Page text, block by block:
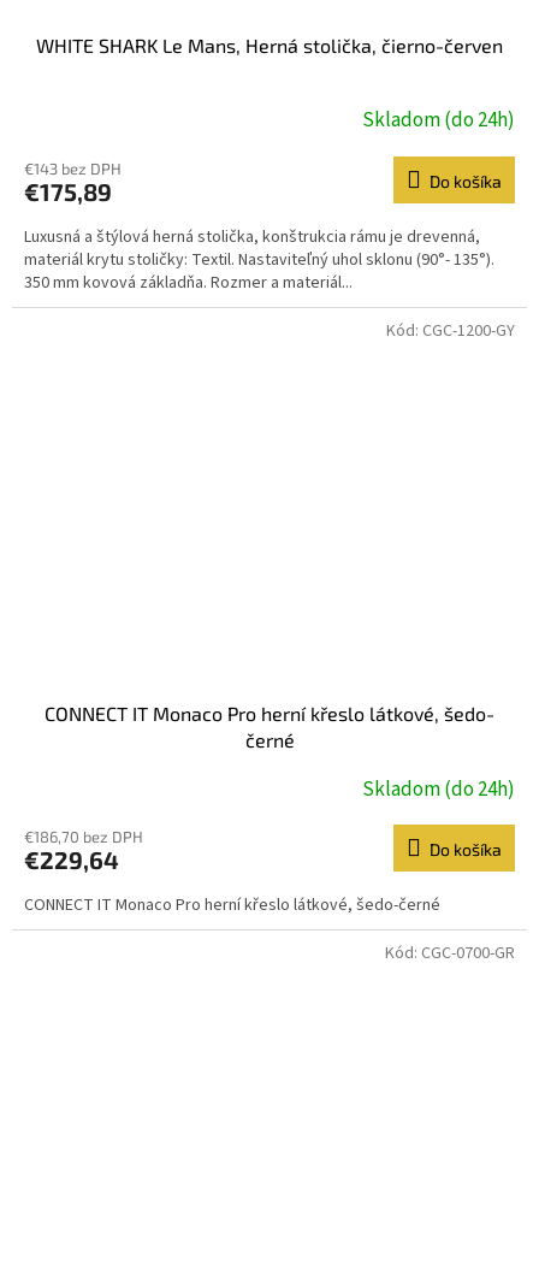
WHITE SHARK Le Mans, Herná stolička, čierno-červen
Skladom (do 24h)
€143 bez DPH
€175,89 Do košíka
Luxusná a štýlová herná stolička, konštrukcia rámu je drevenná,
materiál krytu stoličky: Textil. Nastaviteľný uhol sklonu (90°- 135°).
350 mm kovová základňa. Rozmer a materiál...
CONNECT IT Monaco Pro herní křeslo látkové, šedo-
černé
Skladom (do 24h)
€186,70 bez DPH
€229,64 Do košíka
CONNECT IT Monaco Pro herní křeslo látkové, šedo-černé
Kód: CGC-1200-GY
Kód: CGC-0700-GR